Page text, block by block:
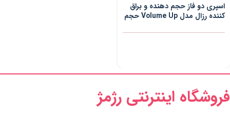
اسپری دو فاز حجم دهنده و براق
کننده رزال مدل Volume Up حجم
فروشگاه اینترنتی رژمژ​